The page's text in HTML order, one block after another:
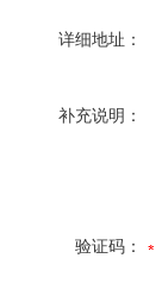
详细地址：
补充说明：
验证码：